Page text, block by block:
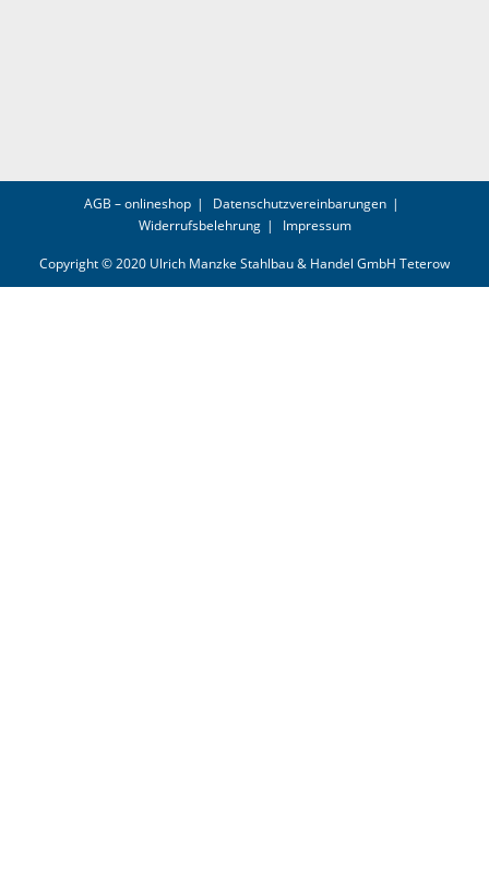
AGB – onlineshop
Datenschutzvereinbarungen
Widerrufsbelehrung
Impressum
Copyright © 2020 Ulrich Manzke Stahlbau & Handel GmbH Teterow